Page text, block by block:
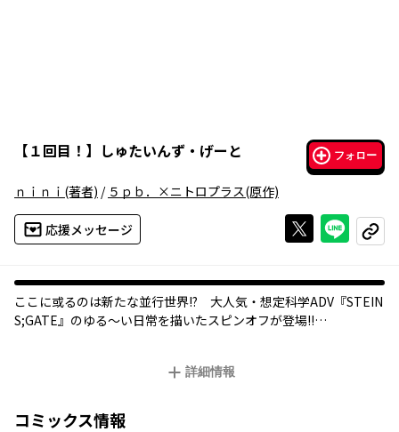
【１回目！ 】 しゅたいんず・げーと フォロー
ｎｉｎｉ (著者) / ５ｐｂ．×ニトロプラス(原作)
応援メッセージ Xで投稿する
ライン
コピー
ここに或るのは新たな並行世界!? 大人気・想定科学ADV『STEIN
S;GATE』のゆる～い日常を描いたスピンオフが登場!!
TEINS;GATE』のキャラクター達が好き勝手に大暴れ！ ラブから
常生活をゆる～くお贈りするスピンオフコミック!!
詳細情報
コミックス情報